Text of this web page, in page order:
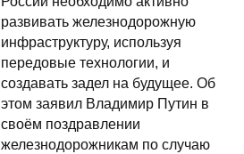
развивать железнодорожную
инфраструктуру, используя
передовые технологии, и
создавать задел на будущее. Об
этом заявил Владимир Путин в
своём поздравлении
железнодорожникам по случаю